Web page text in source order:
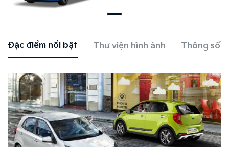
Đặc điểm nổi bật Thư viện hình ảnh Thông số